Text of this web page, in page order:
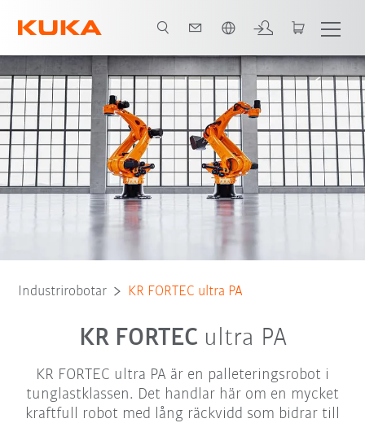
Robot typ Användningsområden
Industrirobotar KR FORTEC ultra PA
KR FORTEC ultra PA
KR FORTEC ultra PA är en palleteringsrobot i
tunglastklassen. Det handlar här om en mycket
kraftfull robot med lång räckvidd som bidrar till